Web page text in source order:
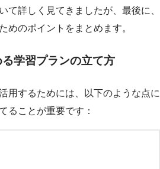
て詳しく見てきましたが、最後に、
めのポイントをまとめます。
学習プランの立て方
用するためには、以下のような点に
ることが重要です：